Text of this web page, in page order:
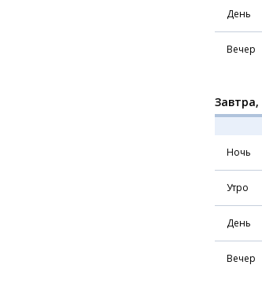
День
Вечер
Завтра,
Ночь
Утро
День
Вечер